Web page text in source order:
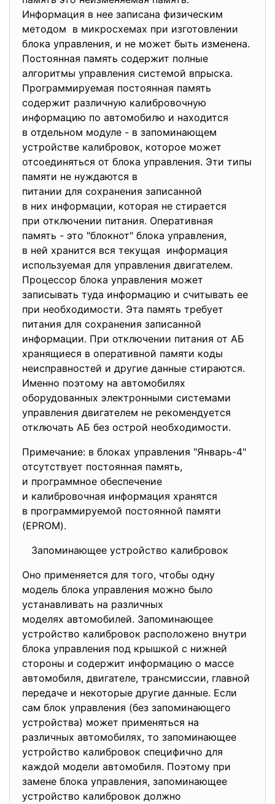
Информация в нее записана физическим
методом в микросхемах при изготовлении
блока управления, и не может быть изменена.
Постоянная память содержит полные
алгоритмы управления системой впрыска.
Программируемая постоянная память
содержит различную калибровочную
информацию по автомобилю и находится
в отдельном модуле - в запоминающем
устройстве калибровок, которое может
отсоединяться от блока управления. Эти типы
памяти не нуждаются в
питании для сохранения записанной
в них информации, которая не стирается
при отключении питания. Оперативная
память - это "блокнот" блока управления,
в ней хранится вся текущая информация
используемая для управления двигателем.
Процессор блока управления может
записывать туда информацию и считывать ее
при необходимости. Эта память требует
питания для сохранения записанной
информации. При отключении питания от АБ
хранящиеся в оперативной памяти коды
неисправностей и другие данные стираются.
Именно поэтому на автомобилях
оборудованных электронными системами
управления двигателем не рекомендуется
отключать АБ без острой необходимости.
Примечание: в блоках управления "Январь-4"
отсутствует постоянная память,
и программное обеспечение
и калибровочная информация хранятся
в программируемой постоянной памяти
(EPROM).
Запоминающее устройство калибровок
Оно применяется для того, чтобы одну
модель блока управления можно было
устанавливать на различных
моделях автомобилей. Запоминающее
устройство калибровок расположено внутри
блока управления под крышкой с нижней
стороны и содержит информацию о массе
автомобиля, двигателе, трансмиссии, главной
передаче и некоторые другие данные. Если
сам блок управления (без запоминающего
устройства) может применяться на
различных автомобилях, то запоминающее
устройство калибровок специфично для
каждой модели автомобиля. Поэтому при
замене блока управления, запоминающее
устройство калибровок должно